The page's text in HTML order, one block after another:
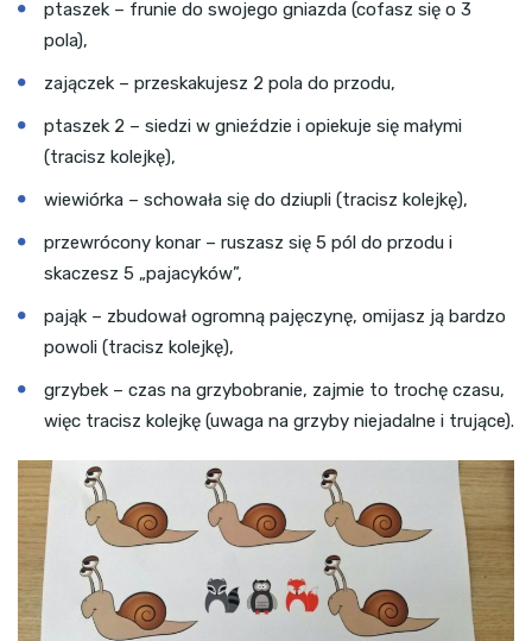
ptaszek – frunie do swojego gniazda (cofasz się o 3
pola),
zajączek – przeskakujesz 2 pola do przodu,
ptaszek 2 – siedzi w gnieździe i opiekuje się małymi
(tracisz kolejkę),
wiewiórka – schowała się do dziupli (tracisz kolejkę),
przewrócony konar – ruszasz się 5 pól do przodu i
skaczesz 5 „pajacyków”,
pająk – zbudował ogromną pajęczynę, omijasz ją bardzo
powoli (tracisz kolejkę),
grzybek – czas na grzybobranie, zajmie to trochę czasu,
więc tracisz kolejkę (uwaga na grzyby niejadalne i trujące).